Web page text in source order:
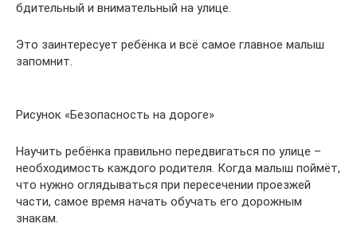
бдительный и внимательный на улице.
Это заинтересует ребёнка и всё самое главное малыш
запомнит.
Рисунок «Безопасность на дороге»
Научить ребёнка правильно передвигаться по улице –
необходимость каждого родителя. Когда малыш поймёт,
что нужно оглядываться при пересечении проезжей
части, самое время начать обучать его дорожным
знакам.